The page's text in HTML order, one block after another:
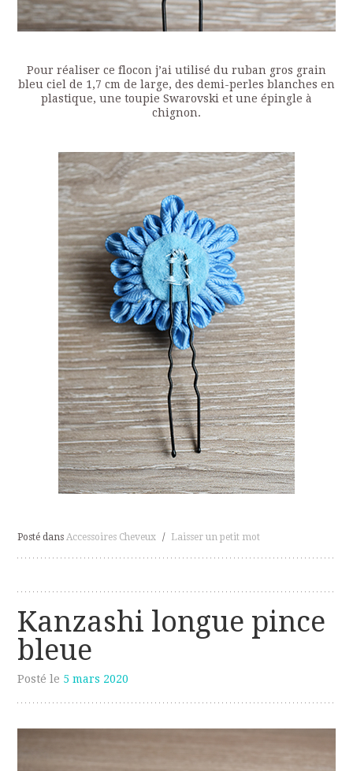
Pour réaliser ce flocon j’ai utilisé du ruban gros grain
bleu ciel de 1,7 cm de large, des demi-perles blanches en
plastique, une toupie Swarovski et une épingle à
chignon.
Posté dansAccessoires Cheveux / Laisser un petit mot
Kanzashi longue pince
bleue
Posté le 5 mars 2020